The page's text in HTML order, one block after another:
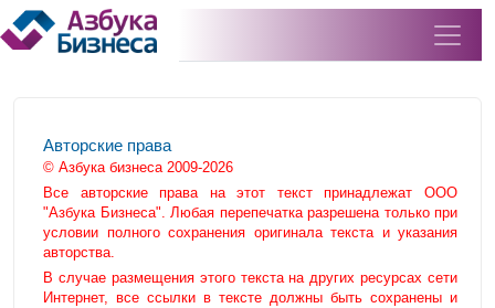
Авторские права
© Азбука бизнеса 2009-2026
Все авторские права на этот текст принадлежат ООО
"Азбука Бизнеса". Любая перепечатка разрешена только при
условии полного сохранения оригинала текста и указания
авторства.
В случае размещения этого текста на других ресурсах сети
Интернет, все ссылки в тексте должны быть сохранены и